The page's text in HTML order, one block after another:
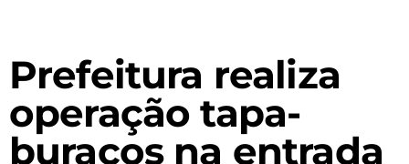
Prefeitura realiza
operação tapa-
buracos na entrada